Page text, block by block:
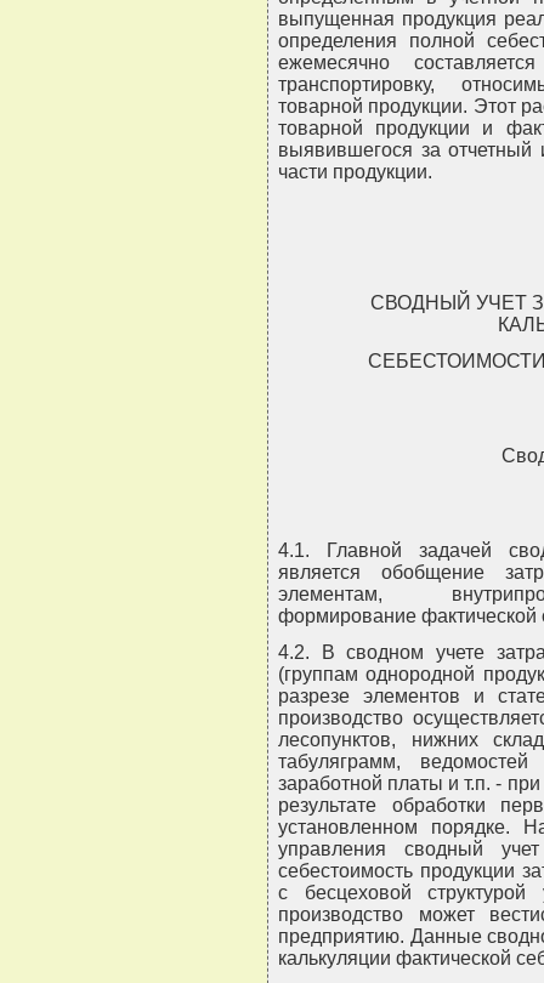
выпущенная продукция
определения полной
ежемесячно
транспортировку,
товарной продукции. Этот
товарной продукции и
выявившегося за
части продукции.
СВОДНЫЙ УЧЕТ
СЕБЕСТОИМОСТИ
4.1. Главной задачей
является обобщение
элементам,
формирование фактической
4.2. В сводном учете
(группам однородной
разрезе элементов и
производство
лесопунктов, нижних
табуляграмм,
заработной платы и т.п. -
результате обработки
установленном порядке.
управления сводный
себестоимость продукции
с бесцеховой
производство может
предприятию. Данные
калькуляции фактической